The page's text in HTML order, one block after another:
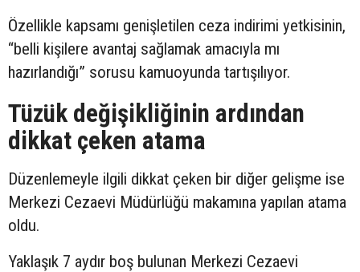
Özellikle kapsamı genişletilen ceza indirimi yetkisinin,
“belli kişilere avantaj sağlamak amacıyla mı
hazırlandığı” sorusu kamuoyunda tartışılıyor.
Tüzük değişikliğinin ardından
dikkat çeken atama
Düzenlemeyle ilgili dikkat çeken bir diğer gelişme ise
Merkezi Cezaevi Müdürlüğü makamına yapılan atama
oldu.
Yaklaşık 7 aydır boş bulunan Merkezi Cezaevi